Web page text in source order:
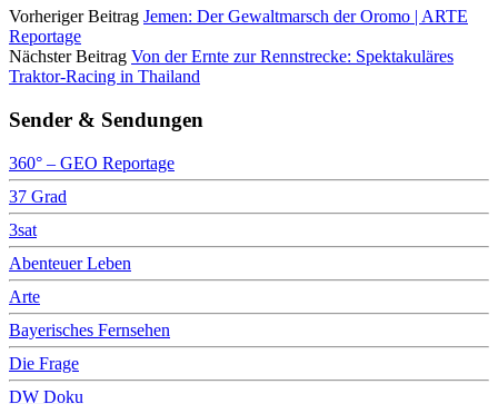
Vorheriger Beitrag Jemen: Der Gewaltmarsch der Oromo | ARTE
Reportage
Nächster Beitrag Von der Ernte zur Rennstrecke: Spektakuläres
Traktor-Racing in Thailand
Sender & Sendungen
360° – GEO Reportage
37 Grad
3sat
Abenteuer Leben
Arte
Bayerisches Fernsehen
Die Frage
DW Doku